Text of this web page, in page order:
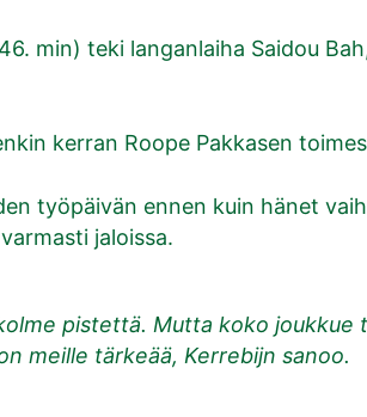
min) teki langanlaiha Saidou
kerran Roope Pakkasen
työpäivän ennen kuin hänet
jaloissa.
pistettä. Mutta koko
meille tärkeää, Kerrebijn sanoo.